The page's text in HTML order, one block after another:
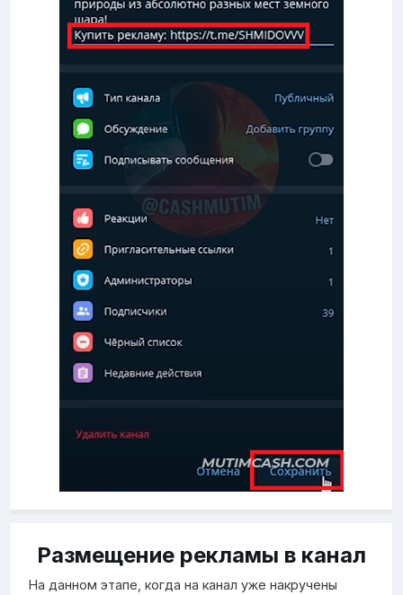
Размещение рекламы в канал
На данном этапе, когда на канал уже накручены